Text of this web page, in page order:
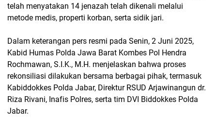
telah menyatakan 14 jenazah telah dikenali melalui
metode medis, properti korban, serta sidik jari.
Dalam keterangan pers resmi pada Senin, 2 Juni 2025,
Kabid Humas Polda Jawa Barat Kombes Pol Hendra
Rochmawan, S.I.K., M.H. menjelaskan bahwa proses
rekonsiliasi dilakukan bersama berbagai pihak, termasuk
Kabiddokkes Polda Jabar, Direktur RSUD Arjawinangun dr.
Riza Rivani, Inafis Polres, serta tim DVI Biddokkes Polda
Jabar.